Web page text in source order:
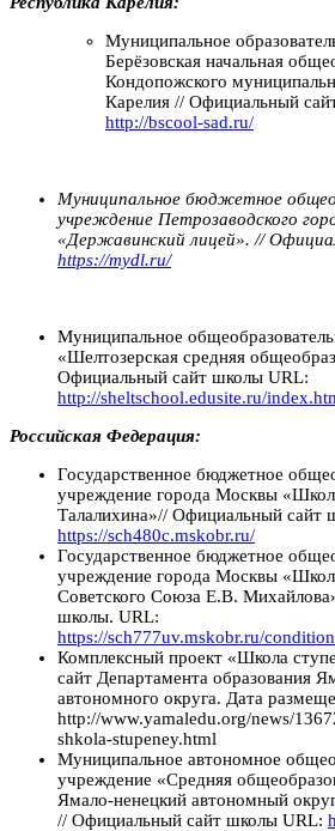
Муниципальное
Берёзовская начальная
Кондопожского
Карелия // Официальный
http://bscool-sad.ru/
Муниципальное бюджетное
учреждение Петрозаводского
«Державинский лицей». //
https://mydl.ru/
Муниципальное
«Шелтозерская средняя
Официальный сайт школы URL:
http://sheltschool.edusite.ru/
Российская Федерация:
Государственное бюджетное
учреждение города Москвы
Талалихина»// Официальный сайт
https://sch480c.mskobr.ru/
Государственное бюджетное
учреждение города Москвы
Советского Союза Е.В.
школы. URL:
https://sch777uv.mskobr.ru/
Комплексный проект «Школа
сайт Департамента образования
автономного округа. Дата
http://www.yamaledu.org/news/
shkola-stupeney.html
Муниципальное автономное
учреждение «Средняя
Ямало-ненецкий автономный
// Официальный сайт школы URL: